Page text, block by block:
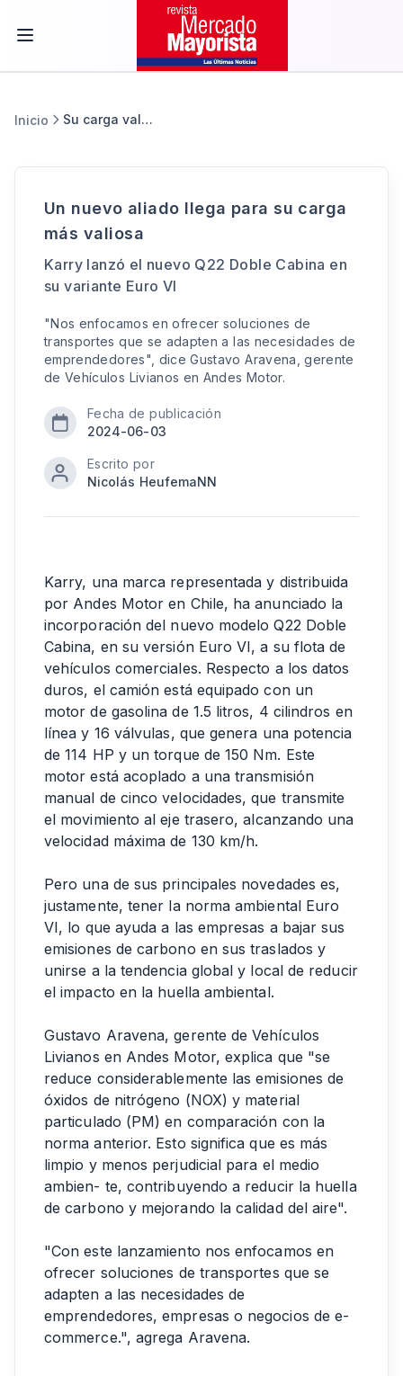
Inicio Su carga valiosa
Un nuevo aliado llega para su carga
más valiosa
Karry lanzó el nuevo Q22 Doble Cabina en
su variante Euro VI
"Nos enfocamos en ofrecer soluciones de
transportes que se adapten a las necesidades de
emprendedores", dice Gustavo Aravena, gerente
de Vehículos Livianos en Andes Motor.
Fecha de publicación
2024-06-03
Escrito por
Nicolás HeufemaNN
Karry, una marca representada y distribuida
por Andes Motor en Chile, ha anunciado la
incorporación del nuevo modelo Q22 Doble
Cabina, en su versión Euro VI, a su flota de
vehículos comerciales. Respecto a los datos
duros, el camión está equipado con un
motor de gasolina de 1.5 litros, 4 cilindros en
línea y 16 válvulas, que genera una potencia
de 114 HP y un torque de 150 Nm. Este
motor está acoplado a una transmisión
manual de cinco velocidades, que transmite
el movimiento al eje trasero, alcanzando una
velocidad máxima de 130 km/h.
Pero una de sus principales novedades es,
justamente, tener la norma ambiental Euro
VI, lo que ayuda a las empresas a bajar sus
emisiones de carbono en sus traslados y
unirse a la tendencia global y local de reducir
el impacto en la huella ambiental.
Gustavo Aravena, gerente de Vehículos
Livianos en Andes Motor, explica que "se
reduce considerablemente las emisiones de
óxidos de nitrógeno (NOX) y material
particulado (PM) en comparación con la
norma anterior. Esto significa que es más
limpio y menos perjudicial para el medio
ambien- te, contribuyendo a reducir la huella
de carbono y mejorando la calidad del aire".
"Con este lanzamiento nos enfocamos en
ofrecer soluciones de transportes que se
adapten a las necesidades de
emprendedores, empresas o negocios de e-
commerce.", agrega Aravena.